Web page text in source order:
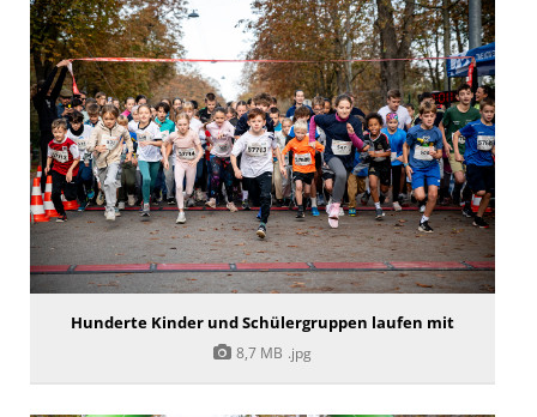
Hunderte Kinder und Schülergruppen laufen mit
8,7 MB .jpg